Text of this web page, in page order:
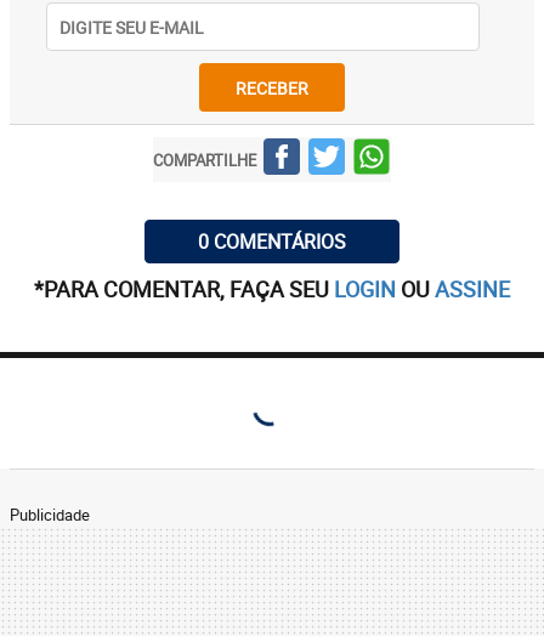
RECEBER
COMPARTILHE
0 COMENTÁRIOS
*PARA COMENTAR, FAÇA SEU LOGIN OUASSINE
Publicidade